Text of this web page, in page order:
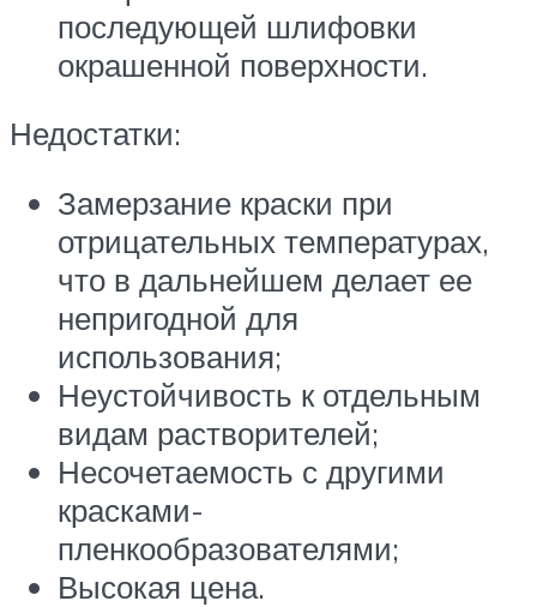
последующей шлифовки
окрашенной поверхности.
Недостатки:
Замерзание краски при
отрицательных температурах,
что в дальнейшем делает ее
непригодной для
использования;
Неустойчивость к отдельным
видам растворителей;
Несочетаемость с другими
красками-
пленкообразователями;
Высокая цена.